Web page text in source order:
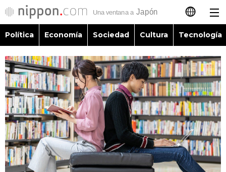
日本語
English
简体字
繁體字
Français
العربية
Política
Economía
Sociedad
Política Economía Sociedad Cultura Tecnología